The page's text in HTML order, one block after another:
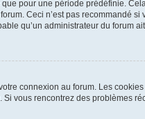
pour une période prédéfinie.
Ceci n’est pas recommandé
qu’un administrateur du forum
connexion au forum. Les
vous rencontrez des problèmes